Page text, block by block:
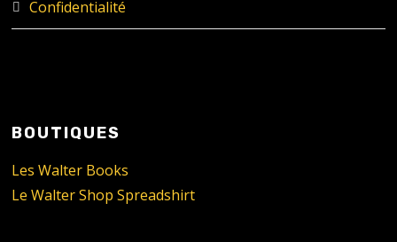
Confidentialité
BOUTIQUES
Les Walter Books
Le Walter Shop Spreadshirt